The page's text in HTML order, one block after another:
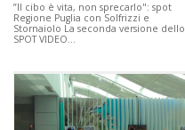
”Il cibo è vita, non sprecarlo": spot
Regione Puglia con Solfrizzi e
Stornaiolo La seconda versione dello
SPOT VIDEO…